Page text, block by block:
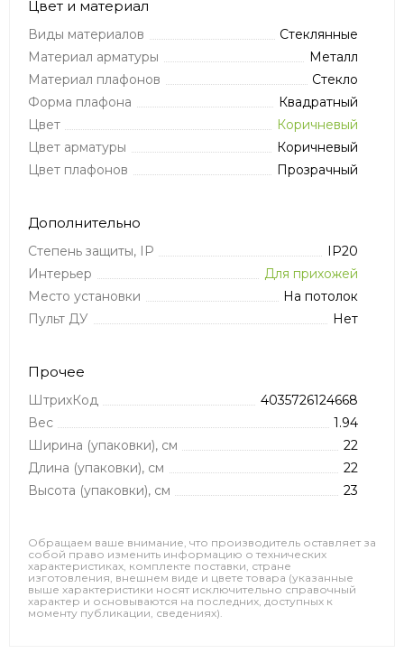
Цвет и материал
Виды материалов
Стеклянные
Материал арматуры
Металл
Материал плафонов
Стекло
Форма плафона
Квадратный
Цвет
Коричневый
Цвет арматуры
Коричневый
Цвет плафонов
Прозрачный
Дополнительно
Степень защиты, IP
IP20
Интерьер
Для прихожей
Место установки
На потолок
Пульт ДУ
Нет
Прочее
ШтрихКод
4035726124668
Вес
1.94
Ширина (упаковки), см
22
Длина (упаковки), см
22
Высота (упаковки), см
23
Обращаем ваше внимание, что производитель оставляет за
собой право изменить информацию о технических
характеристиках, комплекте поставки, стране
изготовления, внешнем виде и цвете товара (указанные
выше характеристики носят исключительно справочный
характер и основываются на последних, доступных к
моменту публикации, сведениях).